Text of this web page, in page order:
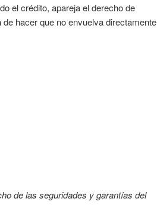
el crédito, apareja el derecho de
hacer que no envuelva directamente
de las seguridades y garantías del